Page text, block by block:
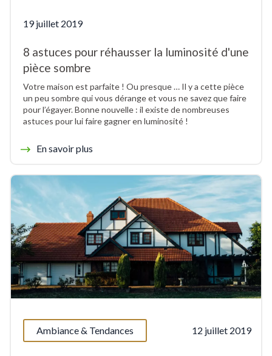
19 juillet 2019
8 astuces pour réhausser la luminosité d'une
pièce sombre
Votre maison est parfaite ! Ou presque … Il y a cette pièce
un peu sombre qui vous dérange et vous ne savez que faire
pour l’égayer. Bonne nouvelle : il existe de nombreuses
astuces pour lui faire gagner en luminosité !
En savoir plus
Ambiance & Tendances 12 juillet 2019